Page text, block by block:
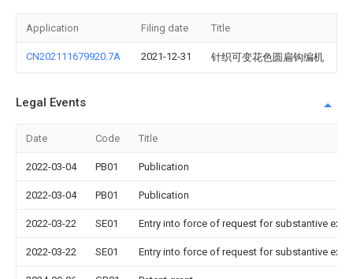
Application Filing date Title
CN202111679920.7A 2021-12-31 针织可变花色圆扁钩编机
Legal Events
Date Code Title
2022-03-04 PB01 Publication
2022-03-04 PB01 Publication
2022-03-22 SE01 Entry into force of request for substantive
2022-03-22 SE01 Entry into force of request for substantive